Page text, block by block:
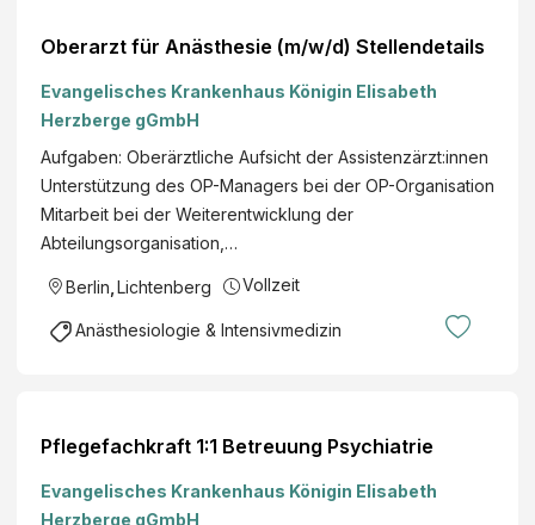
Oberarzt für Anästhesie (m/w/d) Stellendetails
Evangelisches Krankenhaus Königin Elisabeth
Herzberge gGmbH
Aufgaben: Oberärztliche Aufsicht der Assistenzärzt:innen
Unterstützung des OP-Managers bei der OP-Organisation
Mitarbeit bei der Weiterentwicklung der
Abteilungsorganisation,…
Berlin Lichtenberg Vollzeit
Anästhesiologie & Intensivmedizin
Pflegefachkraft 1:1 Betreuung Psychiatrie
Evangelisches Krankenhaus Königin Elisabeth
Herzberge gGmbH